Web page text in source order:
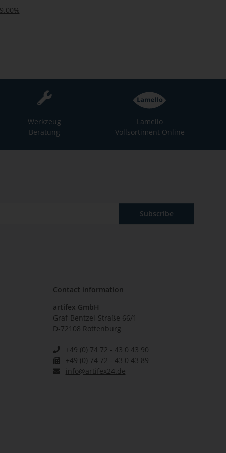
Werkzeug
Beratung
Lamello
Vollsortiment Online
Subscribe
Contact information
artifex GmbH
Graf-Bentzel-Straße 66/1
D-72108 Rottenburg
+49 (0) 74 72 - 43 0 43 90
+49 (0) 74 72 - 43 0 43 89
info@artifex24.de